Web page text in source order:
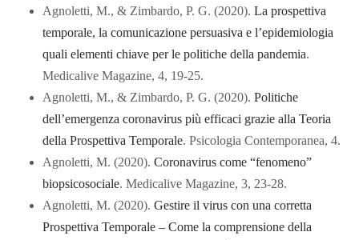
Agnoletti, M., & Zimbardo, P. G. (2020).La prospettiva
temporale, la comunicazione persuasiva e l’epidemiologia
quali elementi chiave per le politiche della pandemia.
Medicalive Magazine, 4, 19-25.
Agnoletti, M., & Zimbardo, P. G. (2020).Politiche
dell’emergenza coronavirus più efficaci grazie alla Teoria
della Prospettiva Temporale. Psicologia Contemporanea, 4.
Agnoletti, M. (2020).Coronavirus come “fenomeno”
biopsicosociale. Medicalive Magazine, 3, 23-28.
Agnoletti, M. (2020).Gestire il virus con una corretta
Prospettiva Temporale – Come la comprensione della